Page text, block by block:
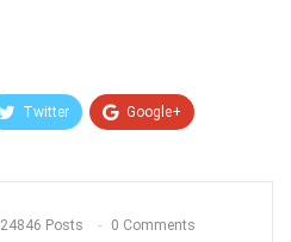
Twitter Google+
24846 Posts 0 Comments